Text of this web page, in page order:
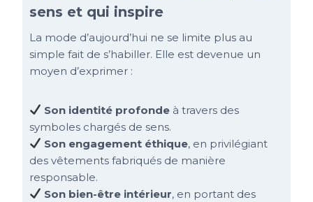
sens et qui inspire
La mode d’aujourd’hui ne se limite plus au
simple fait de s’habiller. Elle est devenue un
moyen d’exprimer :
Son identité profonde à travers des
symboles chargés de sens.
Son engagement éthique, en privilégiant
des vêtements fabriqués de manière
responsable.
Son bien-être intérieur, en portant des